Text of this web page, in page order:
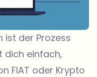
ist der Prozess
dich einfach,
FIAT oder Krypto